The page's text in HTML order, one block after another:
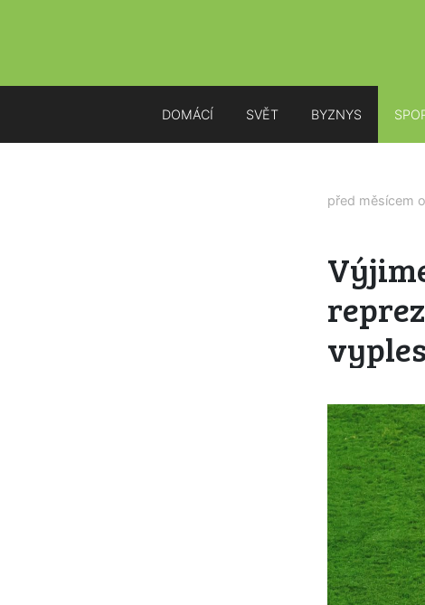
DOMÁCÍ SVĚT BYZNYS
před měsícem